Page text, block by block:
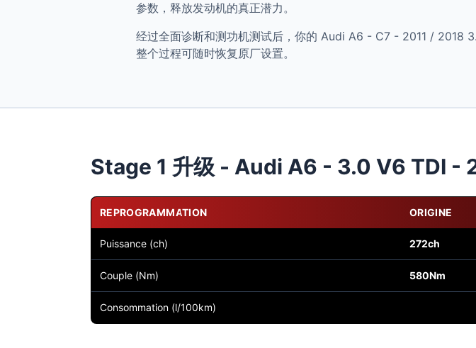
参数，释放发动机的真正潜力。
经过全面诊断和测功机测试后，你的 Audi A6 - C7 - 2011 / 2018
整个过程可随时恢复原厂设置。
Stage 1 升级 - Audi A6 - 3.0 V6 TDI -
REPROGRAMMATION ORIGINE
Puissance (ch) 272ch
Couple (Nm) 580Nm
Consommation (l/100km)